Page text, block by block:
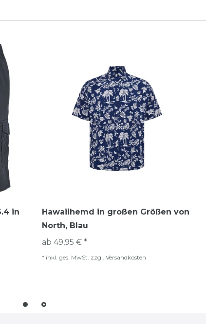
in
Hawaiihemd in großen Größen von
North, Blau
ab 49,95 € *
* inkl. ges. MwSt. zzgl. Versandkosten